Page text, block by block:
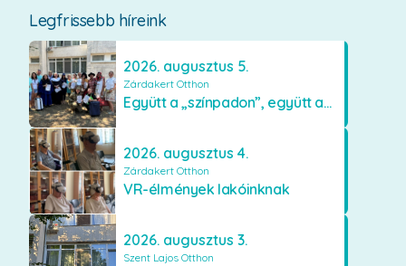
Legfrissebb híreink
2026. augusztus 5.
Zárdakert Otthon
Együtt a „színpadon”, együtt az élményekért 🎭✨
2026. augusztus 4.
Zárdakert Otthon
VR-élmények lakóinknak
2026. augusztus 3.
Szent Lajos Otthon